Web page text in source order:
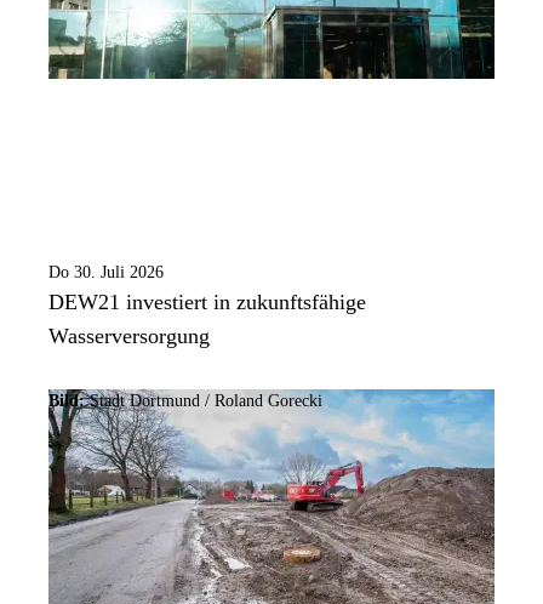
Do 30. Juli 2026
DEW21 investiert in zukunftsfähige
Wasserversorgung
Bild:Stadt Dortmund / Roland Gorecki